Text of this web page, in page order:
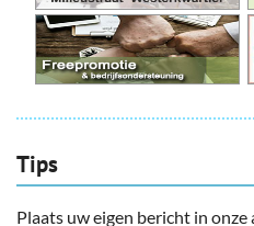
Tips
Plaats uw eigen bericht in onze